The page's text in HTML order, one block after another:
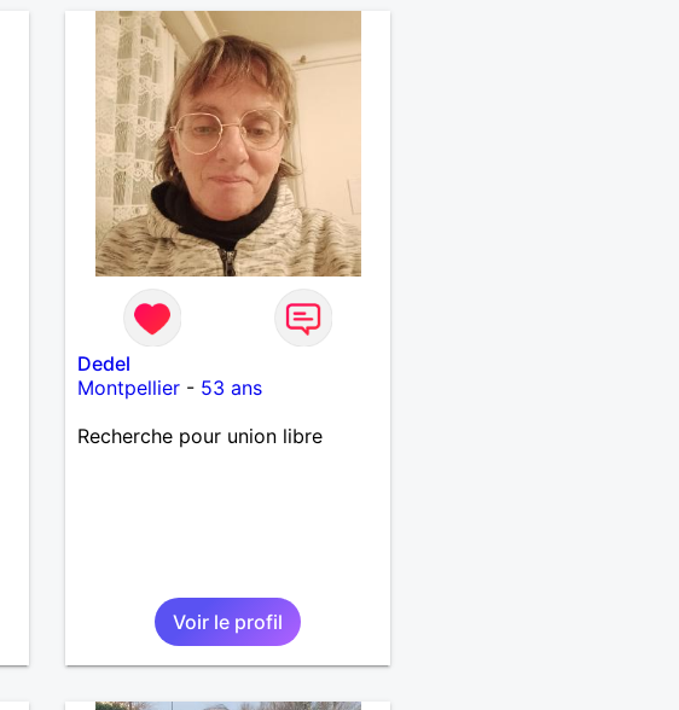
Dedel
Montpellier - 53 ans
Recherche pour union libre
Voir le profil